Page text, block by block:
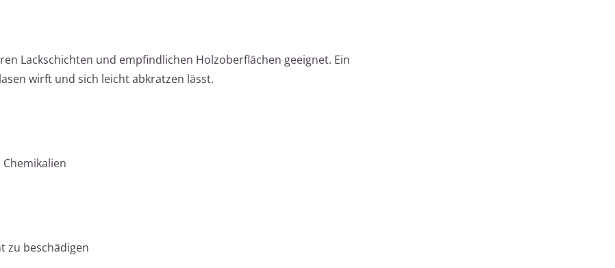
Lackschichten und empfindlichen Holzoberflächen geeignet. Ein
wirft und sich leicht abkratzen lässt.
zu beschädigen